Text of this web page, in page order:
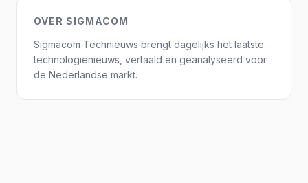
OVER SIGMACOM
Sigmacom Technieuws brengt dagelijks het laatste
technologienieuws, vertaald en geanalyseerd voor
de Nederlandse markt.